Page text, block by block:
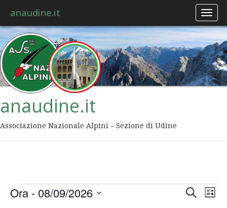
anaudine.it
anaudine.it
Associazione Nazionale Alpini – Sezione di Udine
Cerca
Lista
Ora - 08/09/2026